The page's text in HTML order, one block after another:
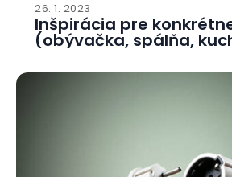
26. 1. 2023
Inšpirácia pre
(obývačka, spálňa,